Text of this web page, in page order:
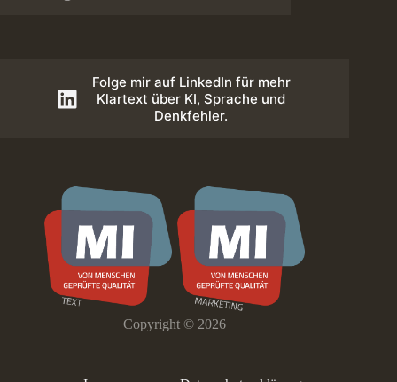
Folge mir auf LinkedIn für mehr
Klartext über KI, Sprache und
Denkfehler.
Copyright © 2026